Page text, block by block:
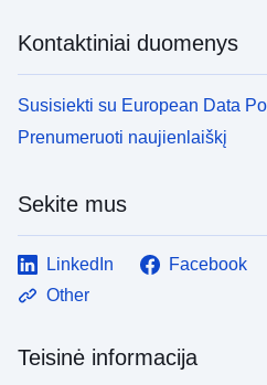
Kontaktiniai duomenys
Susisiekti su European Data
Prenumeruoti naujienlaiškį
Sekite mus
LinkedIn Facebook
Other
Teisinė informacija